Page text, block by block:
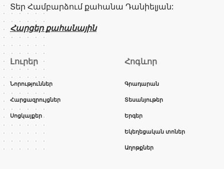
Տեր Համբարձում քահանա Դանիելյան:
Հարցեր քահանային
Լուրեր
Նորություններ
Հարցազրույցներ
Սոցկայքեր
Հոգևոր
Գրադարան
Տեսանյութեր
Երգեր
Եկեղեցական տոներ
Աղոթքներ